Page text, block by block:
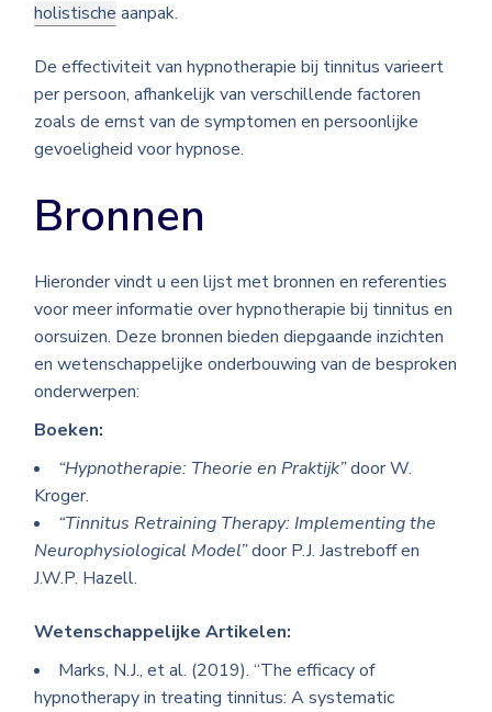
holistische aanpak.
De effectiviteit van hypnotherapie bij tinnitus varieert
per persoon, afhankelijk van verschillende factoren
zoals de ernst van de symptomen en persoonlijke
gevoeligheid voor hypnose.
Bronnen
Hieronder vindt u een lijst met bronnen en referenties
voor meer informatie over hypnotherapie bij tinnitus en
oorsuizen. Deze bronnen bieden diepgaande inzichten
en wetenschappelijke onderbouwing van de besproken
onderwerpen:
Boeken:
“Hypnotherapie: Theorie en Praktijk”door W.
Kroger.
“Tinnitus Retraining Therapy: Implementing the
Neurophysiological Model”door P.J. Jastreboff en
J.W.P. Hazell.
Wetenschappelijke Artikelen:
Marks, N.J., et al. (2019). “The efficacy of
hypnotherapy in treating tinnitus: A systematic